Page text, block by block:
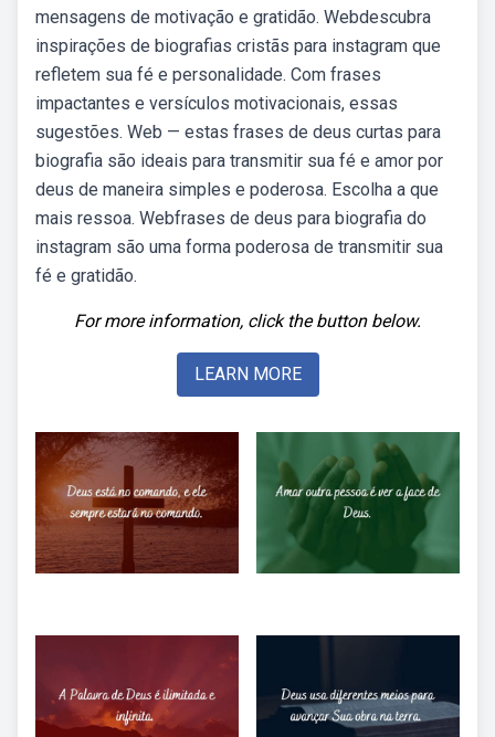
mensagens de motivação e gratidão. Webdescubra
inspirações de biografias cristãs para instagram que
refletem sua fé e personalidade. Com frases
impactantes e versículos motivacionais, essas
sugestões. Web — estas frases de deus curtas para
biografia são ideais para transmitir sua fé e amor por
deus de maneira simples e poderosa. Escolha a que
mais ressoa. Webfrases de deus para biografia do
instagram são uma forma poderosa de transmitir sua
fé e gratidão.
For more information, click the button below.
LEARN MORE